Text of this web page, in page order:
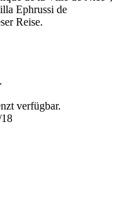
Ephrussi de
Reise.
verfügbar.